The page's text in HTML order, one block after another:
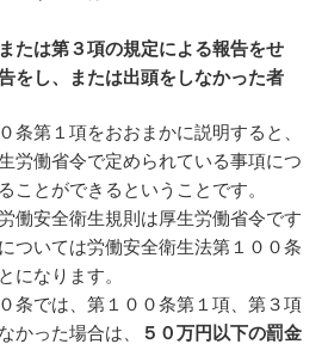
たは第３項の規定による報告をせ
をし、または出頭をしなかった者
条第１項をおおまかに説明すると、
労働省令で定められている事項につ
ことができるということです。
働安全衛生規則は厚生労働省令です
ついては労働安全衛生法第１００条
になります。
条では、第１００条第１項、第３項
かった場合は、
５０万円以下の罰金